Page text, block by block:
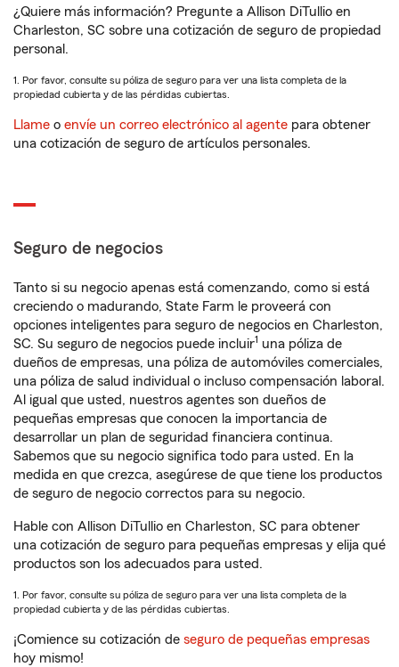
¿Quiere más información? Pregunte a Allison DiTullio en
Charleston, SC sobre una cotización de seguro de propiedad
personal.
1. Por favor, consulte su póliza de seguro para ver una lista completa de la
propiedad cubierta y de las pérdidas cubiertas.
Llame o envíe un correo electrónico al agente para obtener
una cotización de seguro de artículos personales.
Seguro de negocios
Tanto si su negocio apenas está comenzando, como si está
creciendo o madurando, State Farm le proveerá con
opciones inteligentes para seguro de negocios en Charleston,
SC. Su seguro de negocios puede incluir1 una póliza de
dueños de empresas, una póliza de automóviles comerciales,
una póliza de salud individual o incluso compensación laboral.
Al igual que usted, nuestros agentes son dueños de
pequeñas empresas que conocen la importancia de
desarrollar un plan de seguridad financiera continua.
Sabemos que su negocio significa todo para usted. En la
medida en que crezca, asegúrese de que tiene los productos
de seguro de negocio correctos para su negocio.
Hable con Allison DiTullio en Charleston, SC para obtener
una cotización de seguro para pequeñas empresas y elija qué
productos son los adecuados para usted.
1. Por favor, consulte su póliza de seguro para ver una lista completa de la
propiedad cubierta y de las pérdidas cubiertas.
¡Comience su cotización de seguro de pequeñas empresas
hoy mismo!